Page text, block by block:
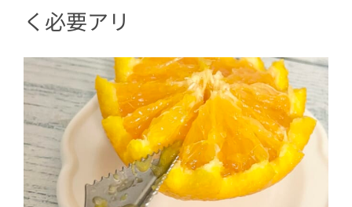
く必要アリ